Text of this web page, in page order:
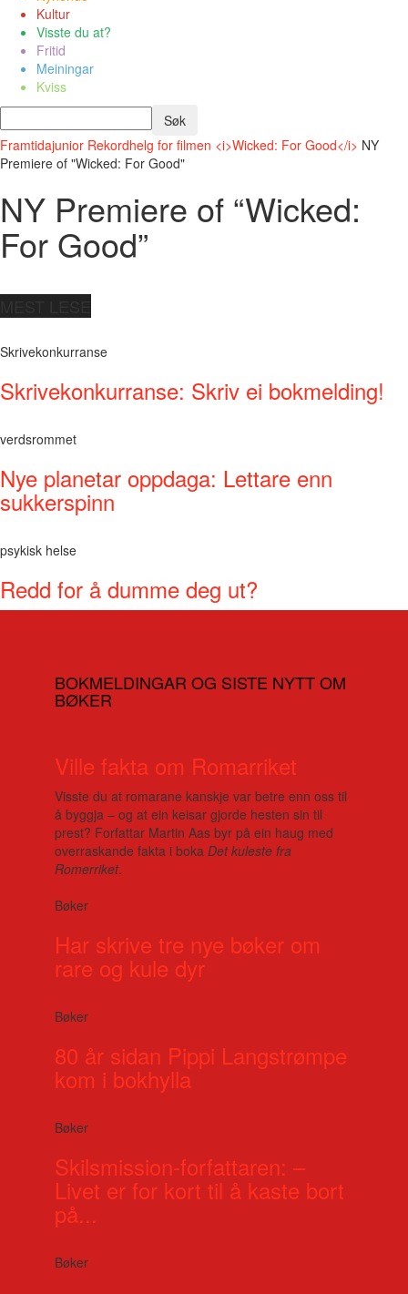
Kultur
Visste du at?
Fritid
Meiningar
Kviss
Framtidajunior Rekordhelg for filmen <i>Wicked: For Good</i> NY
Premiere of "Wicked: For Good"
NY Premiere of “Wicked:
For Good”
Skrivekonkurranse
Skrivekonkurranse: Skriv ei bokmelding!
verdsrommet
Nye planetar oppdaga: Lettare enn
sukkerspinn
psykisk helse
Redd for å dumme deg ut?
BOKMELDINGAR OG SISTE NYTT OM
BØKER
Ville fakta om Romarriket
Visste du at romarane kanskje var betre enn oss til
å byggja – og at ein keisar gjorde hesten sin til
prest? Forfattar Martin Aas byr på ein haug med
overraskande fakta i boka Det kuleste fra
Romerriket.
Bøker
Har skrive tre nye bøker om
rare og kule dyr
Bøker
80 år sidan Pippi Langstrømpe
kom i bokhylla
Bøker
Skilsmission-forfattaren: –
Livet er for kort til å kaste bort
på...
Bøker